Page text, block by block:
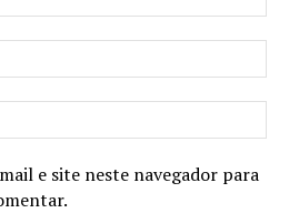
e site neste navegador para